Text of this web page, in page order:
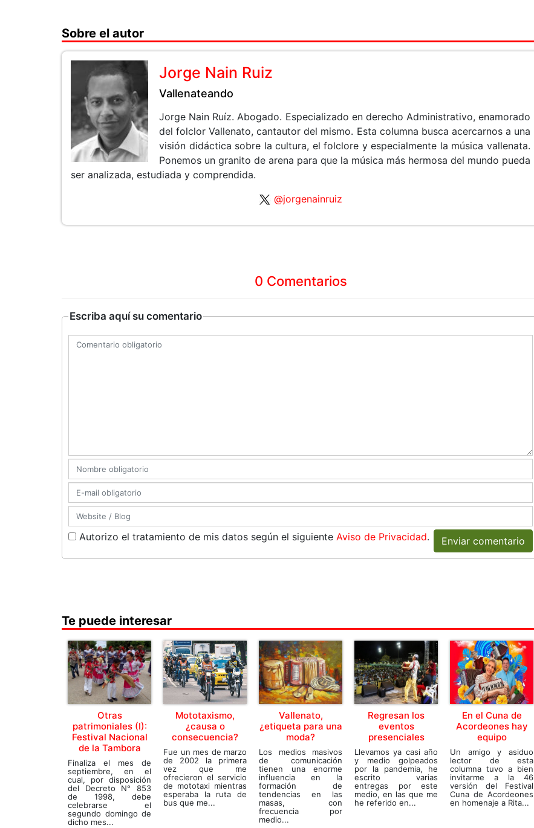
Sobre el autor
Jorge Nain Ruiz
Vallenateando
Jorge Nain Ruíz. Abogado. Especializado en derecho Administrativo, enamorado
del folclor Vallenato, cantautor del mismo. Esta columna busca acercarnos a una
visión didáctica sobre la cultura, el folclore y especialmente la música vallenata.
Ponemos un granito de arena para que la música más hermosa del mundo pueda
ser analizada, estudiada y comprendida.
@jorgenainruiz
0 Comentarios
Escriba aquí su comentario
Autorizo el tratamiento de mis datos según el siguiente Aviso de Privacidad. Enviar comentario
Te puede interesar
Otras
patrimoniales (I):
Festival Nacional
de la Tambora
Finaliza el mes de
septiembre, en el
cual, por disposición
del Decreto N° 853
de 1998, debe
celebrarse el
segundo domingo de
dicho mes...
Mototaxismo,
¿causa o
consecuencia?
Fue un mes de marzo
de 2002 la primera
vez que me
ofrecieron el servicio
de mototaxi mientras
esperaba la ruta de
bus que me...
Vallenato,
¿etiqueta para una
moda?
Los medios masivos
de comunicación
tienen una enorme
influencia en la
formación de
tendencias en las
masas, con
frecuencia por
medio...
Regresan los
eventos
presenciales
Llevamos ya casi año
y medio golpeados
por la pandemia, he
escrito varias
entregas por este
medio, en las que me
he referido en...
En el Cuna de
Acordeones hay
equipo
Un amigo y asiduo
lector de esta
columna tuvo a bien
invitarme a la 46
versión del Festival
Cuna de Acordeones
en homenaje a Rita...